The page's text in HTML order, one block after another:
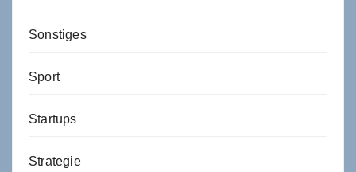
Sonstiges
Sport
Startups
Strategie